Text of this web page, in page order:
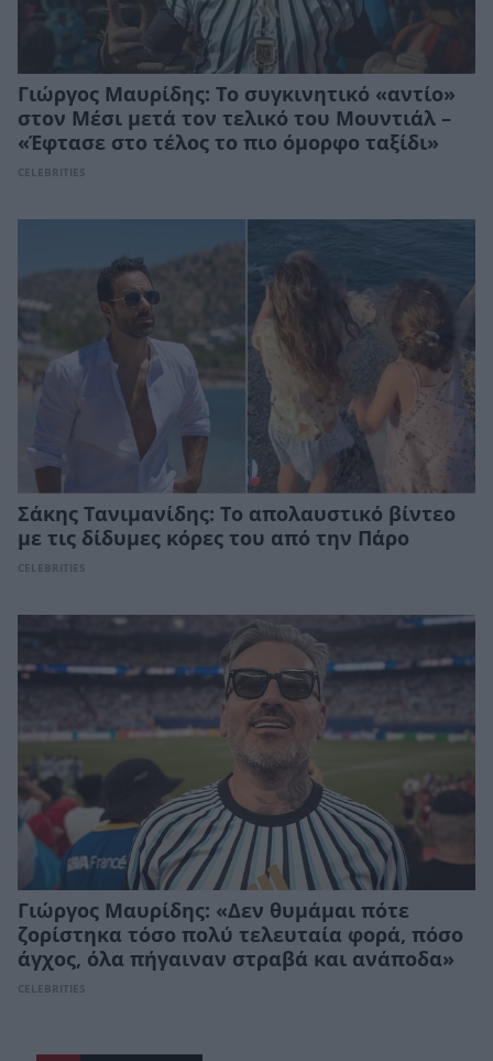
Γιώργος Μαυρίδης: Το συγκινητικό «αντίο»
στον Μέσι μετά τον τελικό του Μουντιάλ –
«Έφτασε στο τέλος το πιο όμορφο ταξίδι»
CELEBRITIES
Σάκης Τανιμανίδης: Το απολαυστικό βίντεο
με τις δίδυμες κόρες του από την Πάρο
CELEBRITIES
Γιώργος Μαυρίδης: «Δεν θυμάμαι πότε
ζορίστηκα τόσο πολύ τελευταία φορά, πόσο
άγχος, όλα πήγαιναν στραβά και ανάποδα»
CELEBRITIES